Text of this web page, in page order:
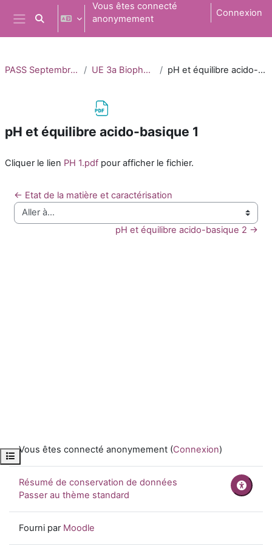
Passer au contenu principal
Panneau latéral
Activer/désactiver la saisie de recherche
Vous êtes connecté
anonymement
Connexion
Ouvrir l’index du cours
PASS Septembre 2025 UE 3a Biophysisque pH et équilibre acido-basique 1
pH et équilibre acido-basique 1
Cliquer le lien PH 1.pdf pour afficher le fichier.
← Etat de la matière et caractérisation
pH et équilibre acido-basique 2 →
Vous êtes connecté anonymement (Connexion)
Résumé de conservation de données
Passer au thème standard
Fourni par Moodle